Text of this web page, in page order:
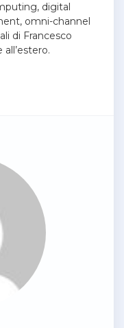
digital
omni-channel
di Francesco